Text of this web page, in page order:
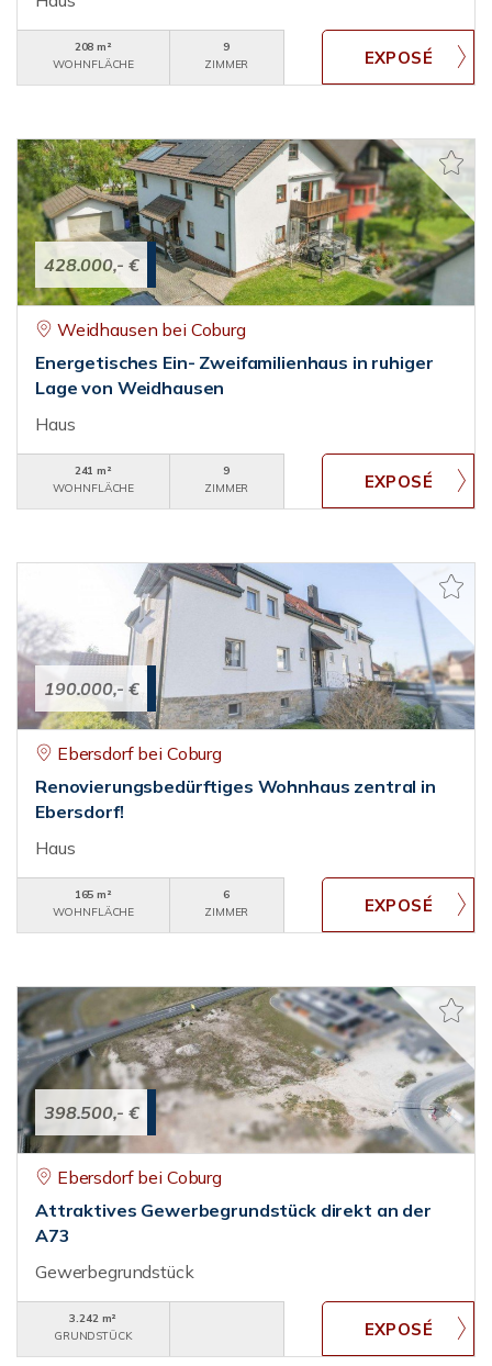
208 m²
WOHNFLÄCHE
9
ZIMMER
428.000,- €
Weidhausen bei Coburg
Energetisches Ein- Zweifamilienhaus in ruhiger
Lage von Weidhausen
Haus
241 m²
WOHNFLÄCHE
9
ZIMMER
190.000,- €
Ebersdorf bei Coburg
Renovierungsbedürftiges Wohnhaus zentral in
Ebersdorf!
Haus
165 m²
WOHNFLÄCHE
6
ZIMMER
398.500,- €
Ebersdorf bei Coburg
Attraktives Gewerbegrundstück direkt an der
A73
Gewerbegrundstück
3.242 m²
GRUNDSTÜCK